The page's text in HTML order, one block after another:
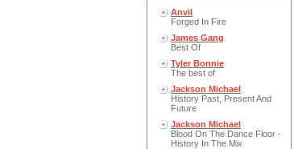
Anvil
Forged In Fire
James Gang
Best Of
Tyler Bonnie
The best of
Jackson Michael
History Past, Present And
Future
Jackson Michael
Blood On The Dance Floor -
History In The Mix